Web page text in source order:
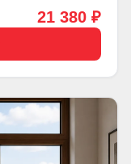
21 380 ₽